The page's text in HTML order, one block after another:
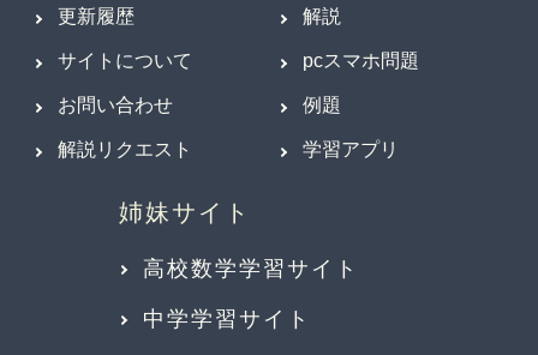
更新履歴
サイトについて
お問い合わせ
解説リクエスト
解説
pcスマホ問題
例題
学習アプリ
高校数学学習サイト
中学学習サイト